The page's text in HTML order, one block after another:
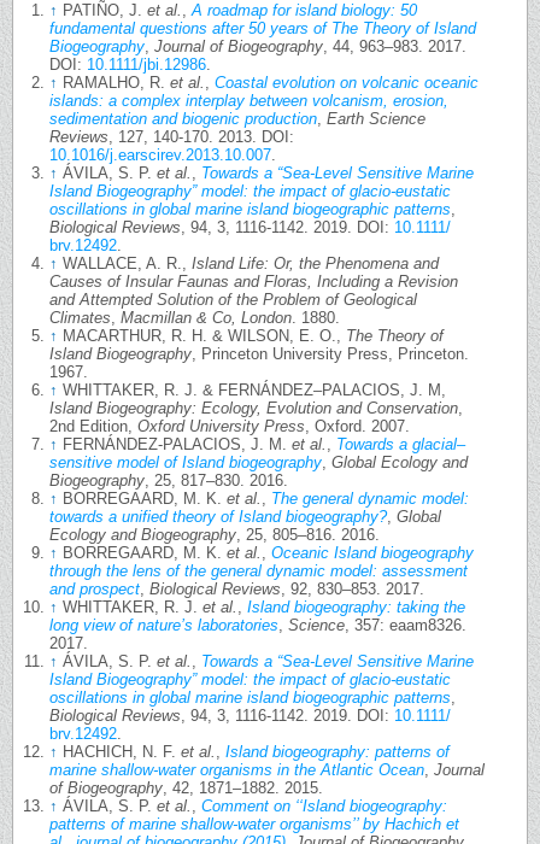
↑ PATIÑO, J. et al. ,A roadmap for island biology: 50
fundamental questions after 50 years of The Theory of Island
Biogeography, Journal of Biogeography, 44, 963–983. 2017.
DOI: 10.1111/jbi.12986.
↑ RAMALHO, R. et al. , Coastal evolution on volcanic oceanic
islands: a complex interplay between volcanism, erosion,
sedimentation and biogenic production, Earth Science
Reviews, 127, 140-170. 2013. DOI:
10.1016/j.earscirev.2013.10.007.
↑ ÁVILA, S. P. et al. , Towards a “Sea-Level Sensitive Marine
Island Biogeography” model: the impact of glacio-eustatic
oscillations in global marine island biogeographic patterns,
Biological Reviews, 94, 3, 1116-1142. 2019. DOI: 10.1111/
brv.12492.
↑ WALLACE, A. R., Island Life: Or, the Phenomena and
Causes of Insular Faunas and Floras, Including a Revision
and Attempted Solution of the Problem of Geological
Climates, Macmillan & Co, London. 1880.
↑ MACARTHUR, R. H. & WILSON, E. O., The Theory of
Island Biogeography, Princeton University Press, Princeton.
1967.
↑ WHITTAKER, R. J. & FERNÁNDEZ–PALACIOS, J. M,
Island Biogeography: Ecology, Evolution and Conservation,
2nd Edition, Oxford University Press, Oxford. 2007.
↑ FERNÁNDEZ-PALACIOS, J. M. et al. , Towards a glacial–
sensitive model of Island biogeography, Global Ecology and
Biogeography, 25, 817–830. 2016.
↑ BORREGAARD, M. K. et al. , The general dynamic model:
towards a unified theory of Island biogeography?, Global
Ecology and Biogeography, 25, 805–816. 2016.
↑ BORREGAARD, M. K. et al. , Oceanic Island biogeography
through the lens of the general dynamic model: assessment
and prospect, Biological Reviews, 92, 830–853. 2017.
↑ WHITTAKER, R. J. et al. , Island biogeography: taking the
long view of nature’s laboratories, Science, 357: eaam8326.
2017.
↑ ÁVILA, S. P. et al. , Towards a “Sea-Level Sensitive Marine
Island Biogeography” model: the impact of glacio-eustatic
oscillations in global marine island biogeographic patterns,
Biological Reviews, 94, 3, 1116-1142. 2019. DOI: 10.1111/
brv.12492.
↑ HACHICH, N. F. et al. , Island biogeography: patterns of
marine shallow-water organisms in the Atlantic Ocean, Journal
of Biogeography, 42, 1871–1882. 2015.
↑ ÁVILA, S. P. et al. , Comment on ‘‘Island biogeography:
patterns of marine shallow-water organisms’’ by Hachich et